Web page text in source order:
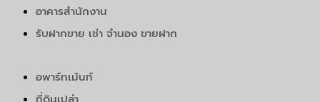
อาคารสำนักงาน
รับฝากขาย เช่า จำนอง ขายฝาก
อพาร์ทเม้นท์